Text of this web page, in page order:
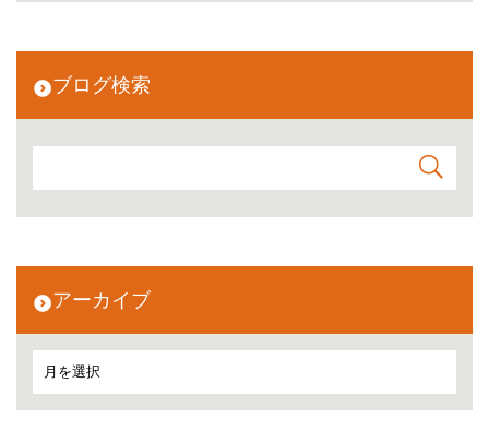
ブログ検索
アーカイブ